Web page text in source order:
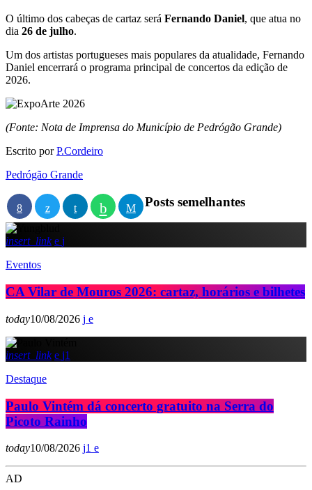
O último dos cabeças de cartaz será Fernando Daniel, que atua no
dia 26 de julho.
Um dos artistas portugueses mais populares da atualidade, Fernando
Daniel encerrará o programa principal de concertos da edição de
2026.
(Fonte: Nota de Imprensa do Município de Pedrógão Grande)
Escrito porP.Cordeiro
Pedrógão Grande
Posts semelhantes
insert_link
Eventos
CA Vilar de Mouros 2026: cartaz, horários e bilhetes
today10/08/2026
insert_link
1
Destaque
Paulo Vintém dá concerto gratuito na Serra do
Picoto Rainho
today10/08/2026 1
AD